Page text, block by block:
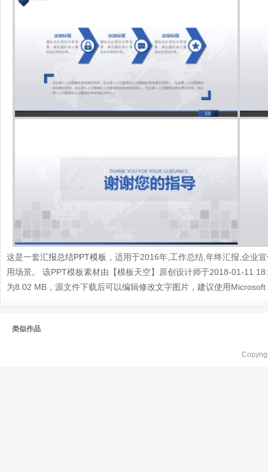
这是一套汇报总结PPT模板 ，适用于2016年,工作总结,年终汇报,企业
用场景。 该PPT模板素材由【模板天空】原创设计师于2018-01-11
为8.02 MB，源文件下载后可以编辑修改文字图片，建议使用
类似作品